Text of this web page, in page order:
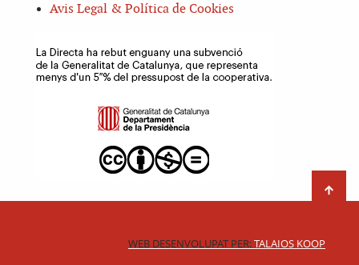
Avis Legal & Política de Cookies
WEB DESENVOLUPAT PER:TALAIOS KOOP